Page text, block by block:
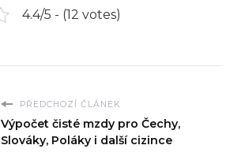
4.4/5 - (12 votes)
PŘEDCHOZÍ ČLÁNEK
Výpočet čisté mzdy pro Čechy,
Slováky, Poláky i další cizince